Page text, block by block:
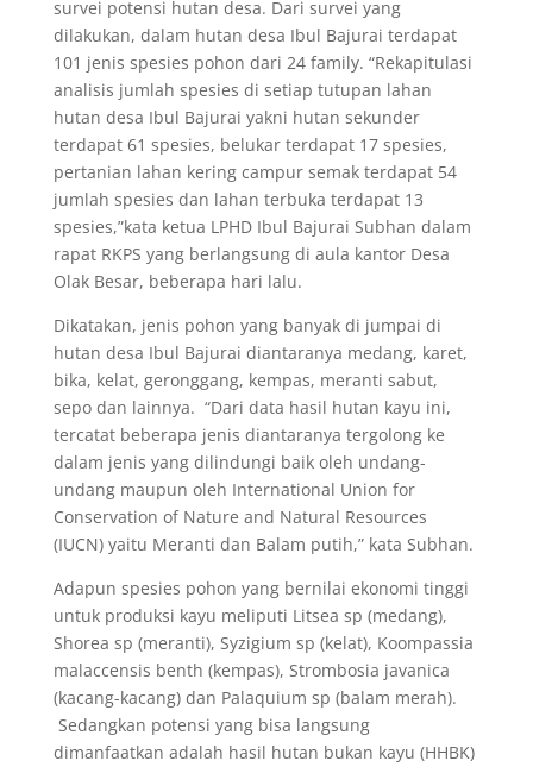
survei potensi hutan desa. Dari survei yang
dilakukan, dalam hutan desa Ibul Bajurai terdapat
101 jenis spesies pohon dari 24 family. “Rekapitulasi
analisis jumlah spesies di setiap tutupan lahan
hutan desa Ibul Bajurai yakni hutan sekunder
terdapat 61 spesies, belukar terdapat 17 spesies,
pertanian lahan kering campur semak terdapat 54
jumlah spesies dan lahan terbuka terdapat 13
spesies,”kata ketua LPHD Ibul Bajurai Subhan dalam
rapat RKPS yang berlangsung di aula kantor Desa
Olak Besar, beberapa hari lalu.
Dikatakan, jenis pohon yang banyak di jumpai di
hutan desa Ibul Bajurai diantaranya medang, karet,
bika, kelat, geronggang, kempas, meranti sabut,
sepo dan lainnya. “Dari data hasil hutan kayu ini,
tercatat beberapa jenis diantaranya tergolong ke
dalam jenis yang dilindungi baik oleh undang-
undang maupun oleh International Union for
Conservation of Nature and Natural Resources
(IUCN) yaitu Meranti dan Balam putih,” kata Subhan.
Adapun spesies pohon yang bernilai ekonomi tinggi
untuk produksi kayu meliputi Litsea sp (medang),
Shorea sp (meranti), Syzigium sp (kelat), Koompassia
malaccensis benth (kempas), Strombosia javanica
(kacang-kacang) dan Palaquium sp (balam merah).
Sedangkan potensi yang bisa langsung
dimanfaatkan adalah hasil hutan bukan kayu (HHBK)